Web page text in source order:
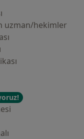
uzman/hekimler